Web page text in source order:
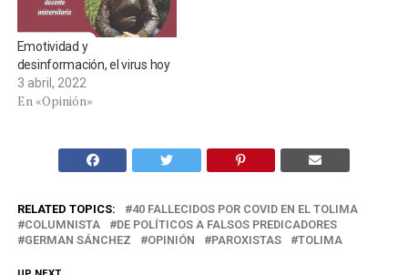
Emotividad y
desinformación, el virus hoy
3 abril, 2022
En «Opinión»
RELATED TOPICS:
40 FALLECIDOS POR COVID EN EL TOLIMA
COLUMNISTA
DE POLÍTICOS A FALSOS PREDICADORES
GERMAN SÁNCHEZ
OPINIÓN PAROXISTAS TOLIMA